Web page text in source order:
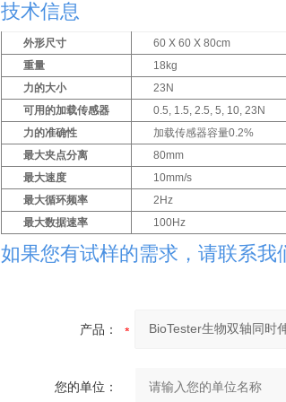
技术信息
外形尺寸
60 X 60 X 80cm
重量
18kg
力的大小
23N
可用的加载传感器
0.5, 1.5, 2.5, 5, 10, 23N
力的准确性
加载传感器容量0.2%
最大夹点分离
80mm
最大速度
10mm/s
最大循环频率
2Hz
最大数据速率
100Hz
如果您有试样的需求，请联系我
产品：
您的单位：